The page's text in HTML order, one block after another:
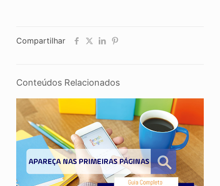
Compartilhar
Conteúdos Relacionados